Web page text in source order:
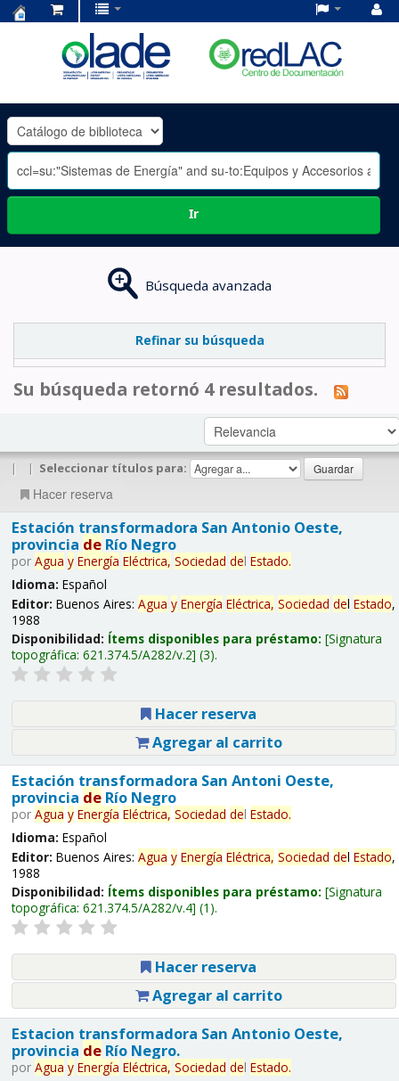
OLADE
-
Ir
Búsqueda avanzada
Refinar su búsqueda
Su búsqueda retornó 4 resultados.
| | Seleccionar títulos para:
Hacer reserva
Estación transformadora San Antonio Oeste,
provincia deRío Negro
por Agua y Energía Eléctrica, Sociedad del Estado.
Idioma: Español
Editor: Buenos Aires: Agua y Energía Eléctrica, Sociedad del Estado,
1988
Disponibilidad: Ítems disponibles para préstamo: Signatura
topográfica: 621.374.5/A282/v.2 (3).
Hacer reserva
Agregar al carrito
Estación transformadora San Antoni Oeste,
provincia deRío Negro
por Agua y Energía Eléctrica, Sociedad del Estado.
Idioma: Español
Editor: Buenos Aires: Agua y Energía Eléctrica, Sociedad del Estado,
1988
Disponibilidad: Ítems disponibles para préstamo: Signatura
topográfica: 621.374.5/A282/v.4 (1).
Hacer reserva
Agregar al carrito
Estacion transformadora San Antonio Oeste,
provincia deRío Negro.
por Agua y Energía Eléctrica, Sociedad del Estado.